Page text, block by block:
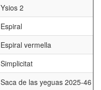
Ysios 2
Espiral
Espiral vermella
Simplicitat
Saca de las yeguas 2025-46